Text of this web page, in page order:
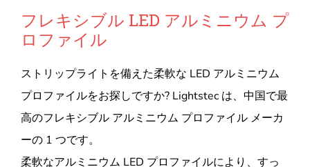
フレキシブル LED アルミニウム プ
ロファイル
ストリップライトを備えた柔軟な LED アルミニウム
プロファイルをお探しですか? Lightstec は、中国で最
高のフレキシブル アルミニウム プロファイル メーカ
ーの 1 つです。
柔軟なアルミニウム LED プロファイルにより、すっ